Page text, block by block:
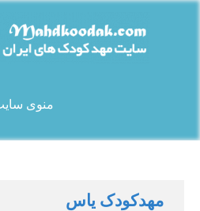
منوی
مهدکودک یاس